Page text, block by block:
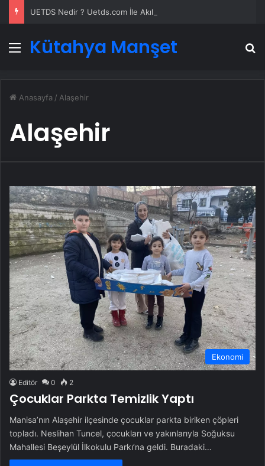
Menü
Kütahya Manşet
Anasayfa / Alaşehir
Alaşehir
Ekonomi
Editör 0 2
Çocuklar Parkta Temizlik Yaptı
Manisa’nın Alaşehir ilçesinde çocuklar parkta biriken çöpleri
topladı. Neslihan Tuncel, çocukları ve yakınlarıyla Soğuksu
Mahallesi Beşeylül İlkokulu Parkı’na geldi. Buradaki…